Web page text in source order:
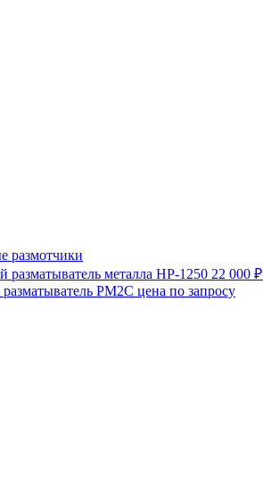
размотчики
разматыватель металла HP-1250 22 000 ₽
РМ2С цена по запросу